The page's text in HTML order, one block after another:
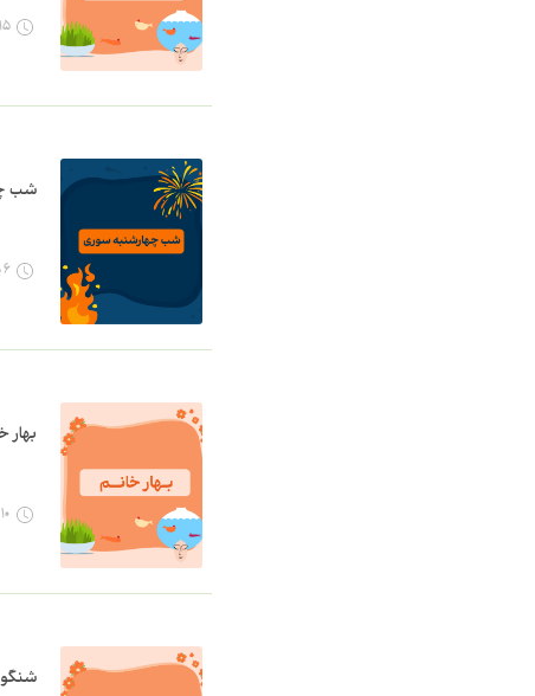
۱۵ دقیقه و ۱ ثانیه
شب
۶ دقیقه و ۴۴ ثانیه
بهار
۱۰ دقیقه و۳۰ ثانیه